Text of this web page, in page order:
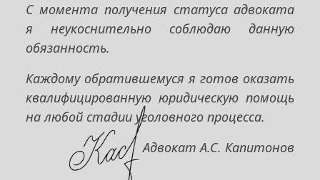
С момента получения статуса адвоката
я неукоснительно соблюдаю данную
обязанность.
Каждому обратившемуся я готов оказать
квалифицированную юридическую помощь
на любой стадии уголовного процесса.
Адвокат А.С. Капитонов